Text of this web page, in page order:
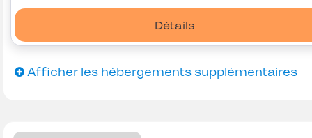
Détails
Afficher les hébergements supplémentaires